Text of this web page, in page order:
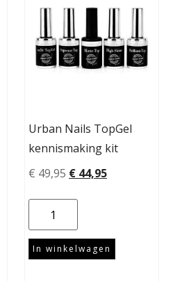
Urban Nails TopGel
kennismaking kit
€ 49,95 € 44,95
In winkelwagen